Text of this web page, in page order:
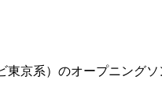
京系）のオープニング